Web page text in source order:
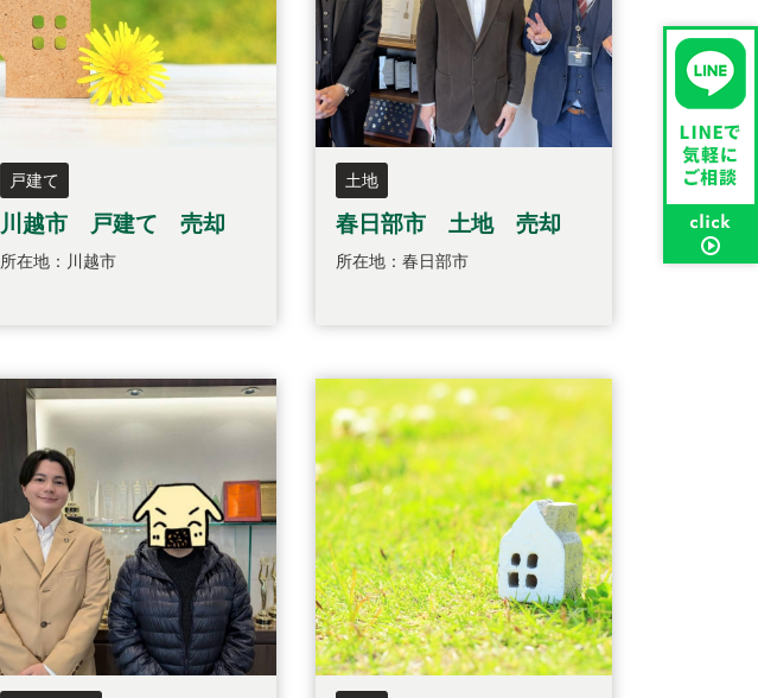
戸建て
川越市 戸建て 売却
所在地：川越市
土地
春日部市 土地 売却
所在地：春日部市